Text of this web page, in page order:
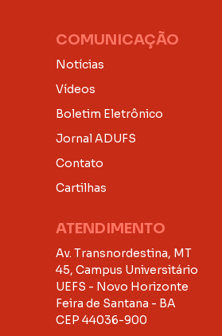
COMUNICAÇÃO
Notícias
Vídeos
Boletim Eletrônico
Jornal ADUFS
Contato
Cartilhas
ATENDIMENTO
Av. Transnordestina, MT
45, Campus Universitário
UEFS - Novo Horizonte
Feira de Santana - BA
CEP 44036-900